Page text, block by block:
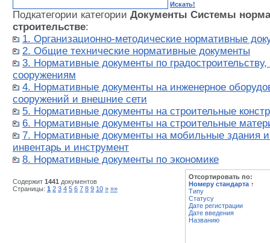
Искать!
Подкатегории категории Документы Системы
строительстве:
1. Организационно-методические нормативные
2. Общие технические нормативные документы
3. Нормативные документы по
сооружениям
4. Нормативные документы на инженерное
сооружений и внешние сети
5. Нормативные документы на строительные
6. Нормативные документы на строительные
7. Нормативные документы на мобильные здания и
инвентарь и инструмент
8. Нормативные документы по экономике
Содержит 1441 документов
Страницы: 1 2 3 4 5 6 7 8 9 10 » »»
Отсортировать по:
Номеру стандарта ↑
Типу
Статусу
Дате регистрации
Дате введения
Названию